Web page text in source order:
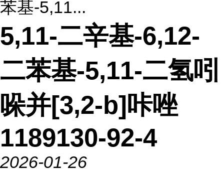
苯基-5,11...
5,11-二辛基-6,12-
二苯基-5,11-二氢吲
哚并[3,2-b]咔唑
1189130-92-4
2026-01-26